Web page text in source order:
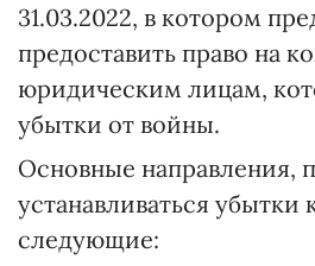
31.03.2022, в котором
предоставить право на
юридическим лицам,
убытки от войны.
Основные направления,
устанавливаться убытки
следующие: